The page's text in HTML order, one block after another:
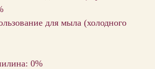
для мыла (холодного
0%